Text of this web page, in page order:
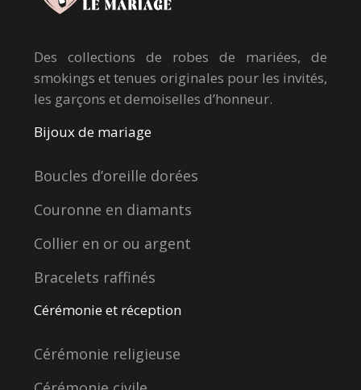
Des collections de robes de mariées, de
smokings et tenues originales pour les invités,
les garçons et demoiselles d’honneur.
Bijoux de mariage
Boucles d’oreille dorées
Couronne en diamants
Collier en or ou argent
Bracelets raffinés
Cérémonie et réception
Cérémonie religieuse